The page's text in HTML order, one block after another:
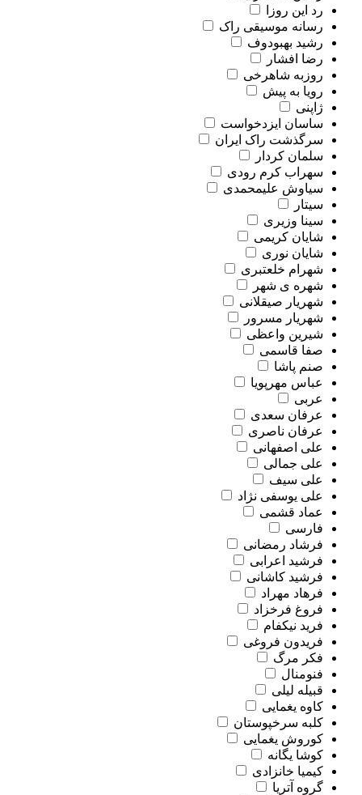
رد این روزا
رسانه موسیقی راک
رشید بهبودوف
رضا افشار
روزبه شاهرخی
رویا به پیش
ژاپنی
ساسان ایزدخواست
سرگذشت راک ایران
سلمان کردار
سهراب کرم رودی
سیاوش علیمحمدی
سیتار
سینا وزیری
شایان کریمی
شایان نوری
شهرام خلعتبری
شهره ی شهر
شهریار صیقلانی
شهریار مسرور
شیرین واعظی
صفا قاسمی
صنم پاشا
عباس مهرپویا
عربی
عرفان سعدی
عرفان ناصری
علی اصفهانی
علی جمالی
علی سیف
علی یوسفی نژاد
عماد قشمی
فارسی
فرشاد رمضانی
فرشید اعرابی
فرشید کاشانی
فرهاد مهراد
فروغ فرخزاد
فرید نیکفام
فریدون فروغی
فکر مرگ
فنومنال
قبیله لیلی
کاوه یغمایی
کلبه سرخپوستان
کوروش یغمایی
کوشا یگانه
کیمیا خانزادی
گروه آتریا